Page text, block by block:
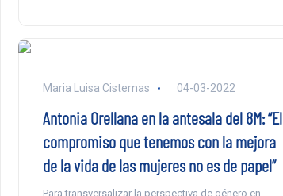
Maria Luisa Cisternas 04-03-2022
Antonia Orellana en la antesala del 8M: “El
compromiso que tenemos con la mejora
de la vida de las mujeres no es de papel”
Para transversalizar la perspectiva de género en